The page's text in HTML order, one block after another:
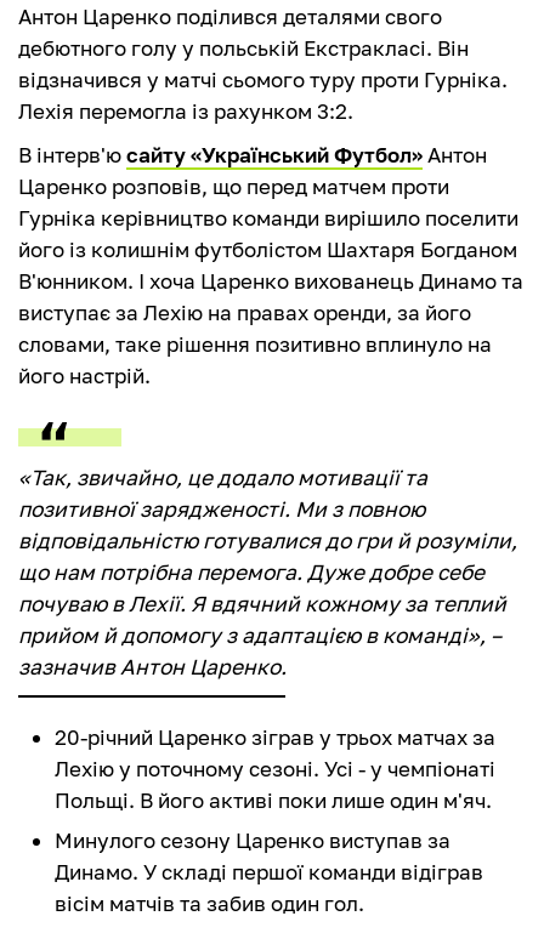
Антон Царенко поділився деталями свого
дебютного голу у польській Екстракласі. Він
відзначився у матчі сьомого туру проти Гурніка.
Лехія перемогла із рахунком 3:2.
В інтерв'юсайту «Український Футбол»Антон
Царенко розповів, що перед матчем проти
Гурніка керівництво команди вирішило поселити
його із колишнім футболістом Шахтаря Богданом
В'юнником. І хоча Царенко вихованець Динамо та
виступає за Лехію на правах оренди, за його
словами, таке рішення позитивно вплинуло на
його настрій.
«Так, звичайно, це додало мотивації та
позитивної зарядженості. Ми з повною
відповідальністю готувалися до гри й розуміли,
що нам потрібна перемога. Дуже добре себе
почуваю в Лехії. Я вдячний кожному за теплий
прийом й допомогу з адаптацією в команді», –
зазначив Антон Царенко.
20-річний Царенко зіграв у трьох матчах за
Лехію у поточному сезоні. Усі - у чемпіонаті
Польщі. В його активі поки лише один м'яч.
Минулого сезону Царенко виступав за
Динамо. У складі першої команди відіграв
вісім матчів та забив один гол.